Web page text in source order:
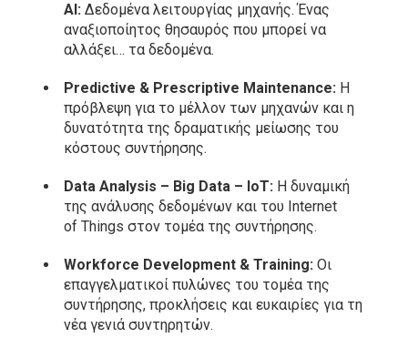
AI: Δεδομένα λειτουργίας μηχανής.Ένας
αναξιοποίητος θησαυρός που μπορεί να
αλλάξει… τα δεδομένα.
Predictive & Prescriptive Maintenance: Η
πρόβλεψη για το μέλλον των μηχανών και η
δυνατότητα της δραματικής μείωσης του
κόστους συντήρησης.
Data Analysis – Big Data – IoT: Η δυναμική
της ανάλυσης δεδομένων και του Internet
of Things στον τομέα της συντήρησης.
Workforce Development & Training: Οι
επαγγελματικοί πυλώνες του τομέα της
συντήρησης, προκλήσεις και ευκαιρίες για τη
νέα γενιά συντηρητών.